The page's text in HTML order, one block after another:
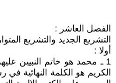
الفصل العاشر :
التشريع الجديد والتشريع
أولا :
1 ـ محمد هو خاتم النبيين
الكريم هو الكلمة النهائية